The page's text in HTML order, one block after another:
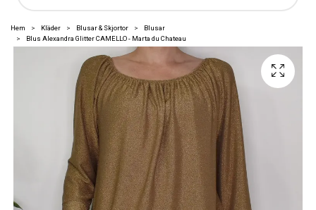
Hem Kläder Blusar & Skjortor
Blusar
Blus Alexandra Glitter CAMELLO - Marta du Chateau